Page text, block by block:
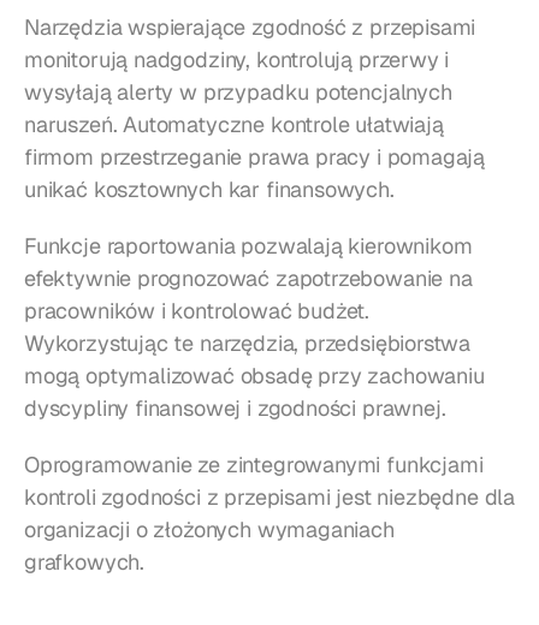
Narzędzia wspierające zgodność z przepisami
monitorują nadgodziny, kontrolują przerwy i
wysyłają alerty w przypadku potencjalnych
naruszeń. Automatyczne kontrole ułatwiają
firmom przestrzeganie prawa pracy i pomagają
unikać kosztownych kar finansowych.
Funkcje raportowania pozwalają kierownikom
efektywnie prognozować zapotrzebowanie na
pracowników i kontrolować budżet.
Wykorzystując te narzędzia, przedsiębiorstwa
mogą optymalizować obsadę przy zachowaniu
dyscypliny finansowej i zgodności prawnej.
Oprogramowanie ze zintegrowanymi funkcjami
kontroli zgodności z przepisami jest niezbędne dla
organizacji o złożonych wymaganiach
grafkowych.